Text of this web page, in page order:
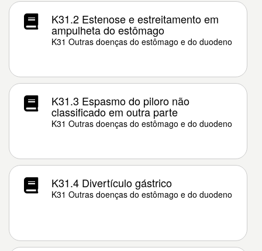
K31.2 Estenose e estreitamento em
ampulheta do estômago
K31 Outras doenças do estômago e do duodeno
K31.3 Espasmo do piloro não
classificado em outra parte
K31 Outras doenças do estômago e do duodeno
K31.4 Divertículo gástrico
K31 Outras doenças do estômago e do duodeno